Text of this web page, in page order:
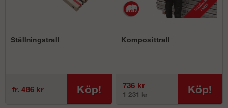
Ställningstrall
fr. 486 kr Köp!
Komposittrall
736 kr
1 231 kr Köp!